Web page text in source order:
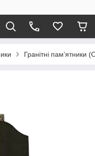
Гранітні пам’ятники